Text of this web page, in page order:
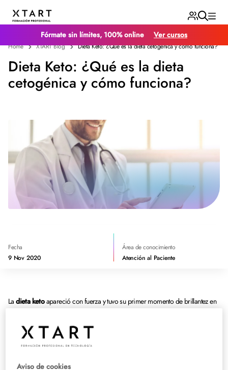
Home XTART Blog Dieta Keto: ¿Qué es la dieta cetogénica y cómo funciona?
Dieta Keto: ¿Qué es la dieta
cetogénica y cómo funciona?
Fecha
9 Nov 2020
Área de conocimiento
Atención al Paciente
Ladieta ketoapareció con fuerza y tuvo su primer momento de brillantez en
hipótesis fundamental ya venía marcando tendencia desde hace tiempo:
reducir o eliminar los hidratos y apostar por las proteínas y las grasas. Por
deportivos y ahora son bastante utilizados para adelgazar.
Aviso de cookies
Fórmate sin límites, 100% online Ver cursos